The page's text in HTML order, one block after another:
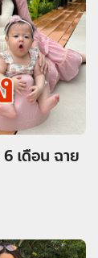
เดือน ฉาย